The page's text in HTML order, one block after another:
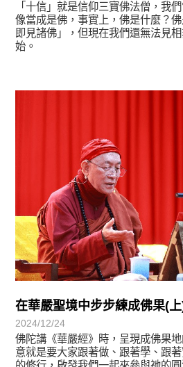
「十信」就是信仰三寶佛法僧，我
像當成是佛，事實上，佛是什麼？
即見諸佛」，但現在我們還無法見
始。
在華嚴聖境中步步練成佛果(
2024/12/24
佛陀講《華嚴經》時，呈現成佛果
意就是要大家跟著做、跟著學、跟